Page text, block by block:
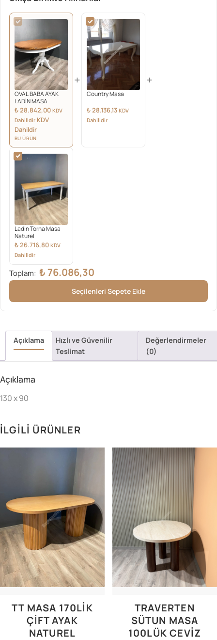
OVAL BABA AYAK
LADİN MASA
₺28.842,00 KDV
Dahilldir KDV
Dahildir
BU ÜRÜN
+
Country Masa
₺28.136,13 KDV
Dahilldir
+
Ladin Torna Masa
Naturel
₺26.716,80 KDV
Dahilldir
Toplam: ₺76.086,30
Seçilenleri Sepete Ekle
Açıklama
Hızlı ve Güvenilir
Teslimat
Değerlendirmeler
(0)
Açıklama
130 x 90
İLGILI ÜRÜNLER
TT MASA 170LIK
ÇIFT AYAK
NATUREL
TRAVERTEN
SÜTUN MASA
100LÜK CEVIZ